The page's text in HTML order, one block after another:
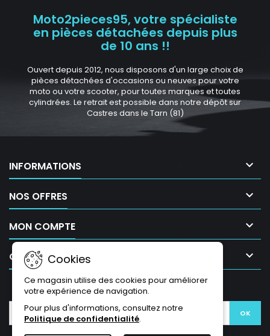
Moto2pieces95, votre spécialiste
en pièces détachées depuis plus
de 10 ans !!
Ouvert depuis 2012, nous disposons d'un large choix de
pièces détachées d'occasions ou neuves pour votre
moto ou votre scooter, pour toutes marques et toutes
cylindrées. Le retrait est possible dans notre dépôt sur
Castres dans le Tarn (81)
INFORMATIONS 
NOS OFFRES 
MON COMPTE 
CONTACT 
Cookies
Ce magasin utilise des cookies pour améliorer
votre expérience de navigation.
Pour plus d'informations, consultez notre
Politique de confidentialité.
LETTRE D'INFORMATIONS